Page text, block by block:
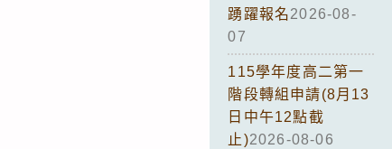
踴躍報名2026-08-
07
115學年度高二第一
階段轉組申請(8月13
日中午12點截
止)2026-08-06